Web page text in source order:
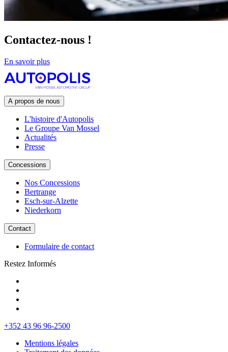
Contactez-nous !
En savoir plus
A propos de nous
L'histoire d'Autopolis
Le Groupe Van Mossel
Actualités
Presse
Concessions
Nos Concessions
Bertrange
Esch-sur-Alzette
Niederkorn
Contact
Formulaire de contact
Restez Informés
+352 43 96 96-2500
Mentions légales